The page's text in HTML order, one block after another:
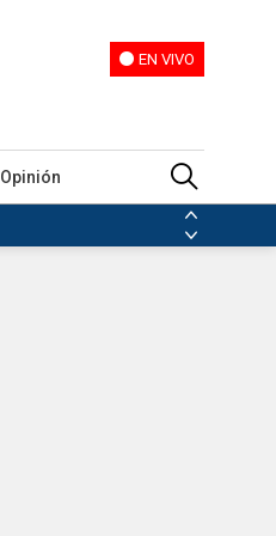
EN VIVO
Opinión